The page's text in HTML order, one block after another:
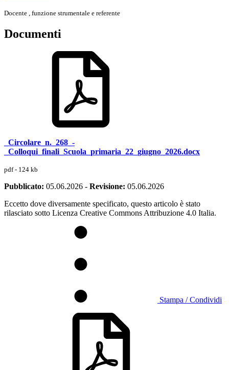
Docente , funzione strumentale e referente
Documenti
_Circolare_n._268_-
_Colloqui_finali_Scuola_primaria_22_giugno_2026.docx
pdf - 124 kb
Pubblicato: 05.06.2026 - Revisione: 05.06.2026
Eccetto dove diversamente specificato, questo articolo è stato
rilasciato sotto Licenza Creative Commons Attribuzione 4.0 Italia.
Stampa / Condividi